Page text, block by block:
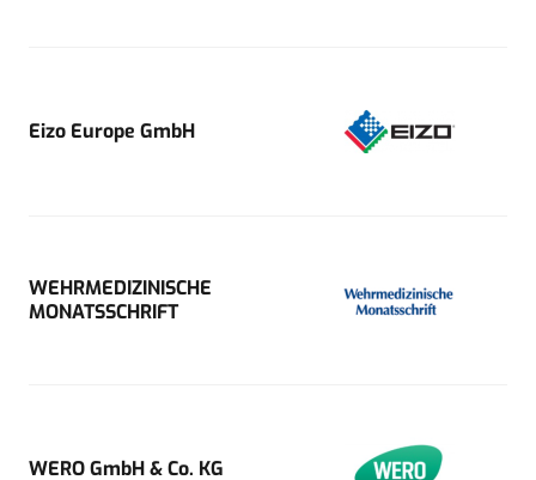
Eizo Europe GmbH
WEHRMEDIZINISCHE
MONATSSCHRIFT
WERO GmbH & Co. KG